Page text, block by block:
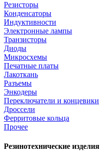
Резисторы
Конденсаторы
Индуктивности
Электронные лампы
Транзисторы
Диоды
Микросхемы
Печатные платы
Лакоткань
Разъемы
Энкодеры
Переключатели и концевики
Дроссели
Ферритовые кольца
Прочее
Резинотехнические изделия